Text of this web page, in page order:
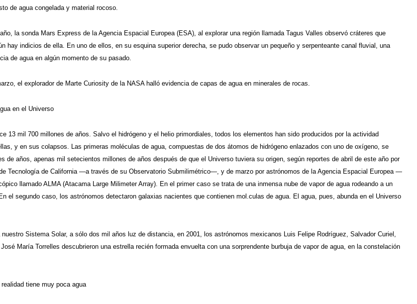
de agua congelada y material rocoso.
la sonda Mars Express de la Agencia Espacial Europea (ESA), al explorar una región llamada Tagus Valles observó cráteres que
hay indicios de ella. En uno de ellos, en su esquina superior derecha, se pudo observar un pequeño y serpenteante canal fluvial, una
de agua en algún momento de su pasado.
el explorador de Marte Curiosity de la NASA halló evidencia de capas de agua en minerales de rocas.
en el Universo
13 mil 700 millones de años. Salvo el hidrógeno y el helio primordiales, todos los elementos han sido producidos por la actividad
y en sus colapsos. Las primeras moléculas de agua, compuestas de dos átomos de hidrógeno enlazados con uno de oxígeno, se
de años, apenas mil setecientos millones de años después de que el Universo tuviera su origen, según reportes de abril de este año por
Tecnología de California —a través de su Observatorio Submilimétrico—, y de marzo por astrónomos de la Agencia Espacial Europea —
llamado ALMA (Atacama Large Milimeter Array). En el primer caso se trata de una inmensa nube de vapor de agua rodeando a un
el segundo caso, los astrónomos detectaron galaxias nacientes que contienen mol.culas de agua. El agua, pues, abunda en el Universo
nuestro Sistema Solar, a sólo dos mil años luz de distancia, en 2001, los astrónomos mexicanos Luis Felipe Rodríguez, Salvador Curiel,
María Torrelles descubrieron una estrella recién formada envuelta con una sorprendente burbuja de vapor de agua, en la constelación
realidad tiene muy poca agua